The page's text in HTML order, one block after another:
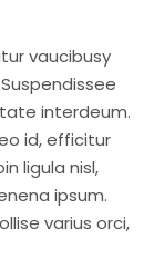
vaucibusy
interdeum.
id, efficitur
ligula nisl,
ipsum.
varius orci,